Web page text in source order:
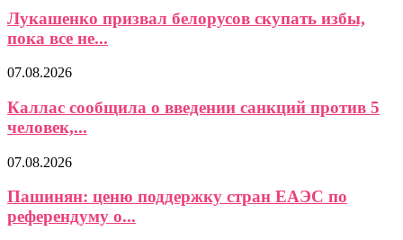
Лукашенко призвал белорусов скупать избы,
пока все не...
07.08.2026
Каллас сообщила о введении санкций против 5
человек,...
07.08.2026
Пашинян: ценю поддержку стран ЕАЭС по
референдуму о...